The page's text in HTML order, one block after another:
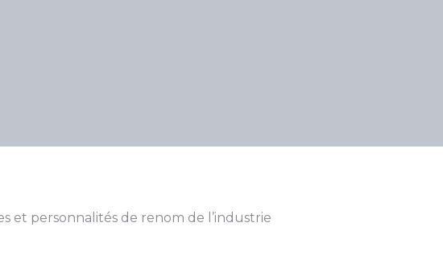
et personnalités de renom de l’industrie